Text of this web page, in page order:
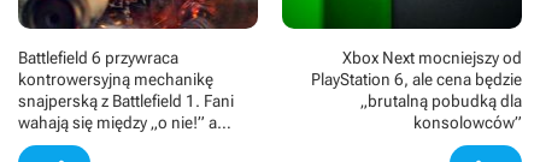
Battlefield 6 przywraca
kontrowersyjną mechanikę
snajperską z Battlefield 1. Fani
wahają się między „o nie!” a
„juhu!”
Xbox Next mocniejszy od
PlayStation 6, ale cena będzie
„brutalną pobudką dla
konsolowców”